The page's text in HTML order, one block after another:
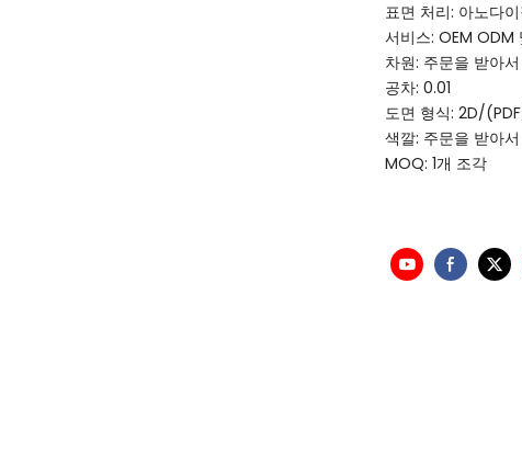
표면 처리: 아노다
서비스: OEM ODM
차원: 주문을 받아
공차: 0.01
도면 형식: 2D/
색깔: 주문을 받아
MOQ: 1개 조각